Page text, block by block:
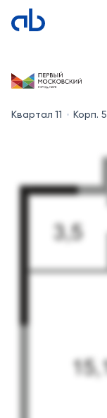
Квартал 11 Корп. 5